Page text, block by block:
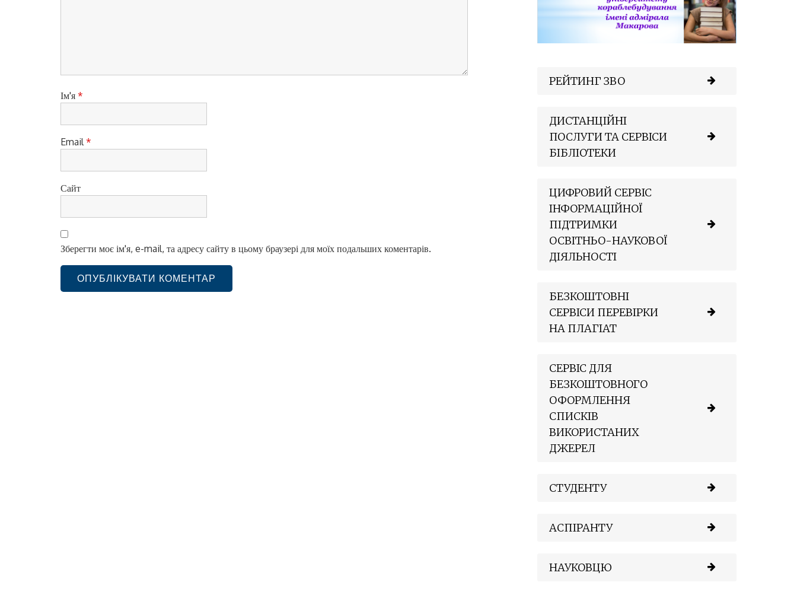
и
с
в
Ім'я *
Email*
Сайт
Зберегти моє ім'я, e-mail, та адресу сайту в цьому браузері для моїх подальших коментарів.
РЕЙТИНГ ЗВО
ДИСТАНЦІЙНІ
ПОСЛУГИ ТА СЕРВІСИ
БІБЛІОТЕКИ
ЦИФРОВИЙ СЕРВІС
ІНФОРМАЦІЙНОЇ
ПІДТРИМКИ
ОСВІТНЬО-НАУКОВОЇ
ДІЯЛЬНОСТІ
БЕЗКОШТОВНІ
СЕРВІСИ ПЕРЕВІРКИ
НА ПЛАГІАТ
СЕРВІС ДЛЯ
БЕЗКОШТОВНОГО
ОФОРМЛЕННЯ
СПИСКІВ
ВИКОРИСТАНИХ
ДЖЕРЕЛ
СТУДЕНТУ
АСПІРАНТУ
НАУКОВЦЮ